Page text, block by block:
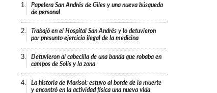
1.
Papelera San Andrés de Giles y una nueva búsqueda
de personal
2.
Trabajó en el Hospital San Andrés y lo detuvieron
por presunto ejercicio ilegal de la medicina
3.
Detuvieron al cabecilla de una banda que robaba en
campos de Solís y la zona
4.
La historia de Marisol: estuvo al borde de la muerte
y encontró en la actividad física una nueva vida